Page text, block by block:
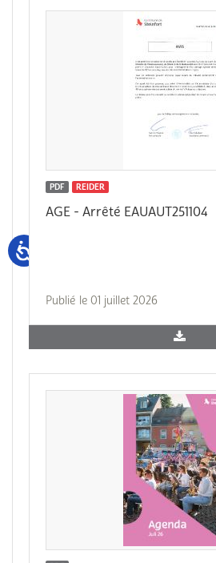
PDF REIDER
AGE - Arrêté EAUAUT251104
Publié le 01 juillet 2026